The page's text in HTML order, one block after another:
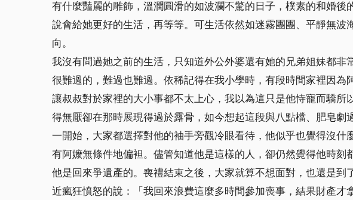
有什麼豔麗的雕飾，溫潤圓滑的如波瀾不驚的日子，樸素的和婚
說會給她更好的生活，再等等。可生活依然如迷霧團團、平靜無
向。
我沒有問過她之前的生活，只知道外公外婆還有她的兄弟姐妹都
很難過的，難過也難過。依稀記得在我小學時，有段時間家裡因
讓叔叔對於家裡的大小事都不太上心，我以為這只是他恃寵而驕
得無厭卻在那時展現得過於露骨，如今想起這段與八點檔、肥皂劇
一開始，大家都選擇對他的袖手旁觀冷眼看待，他似乎也覺得沒
有阿嬤無條件地偏袒。儘管知道他是這樣的人，卻仍然覺得他時刻
他是回來爭遺產的。喪禮結束之後，大家就算不想面對，也還是
近瘋狂憤怒的說：「我回來浪費這麼多時間參加喪事，結果財產